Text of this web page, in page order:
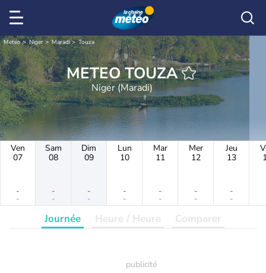
Météo Niger Maradi Touza
METEO TOUZA
Niger (Maradi)
Ven
07
-
-
Sam
08
-
-
Dim
09
-
-
Lun
10
-
-
Mar
11
-
-
Mer
12
-
-
Jeu
13
-
-
Journée Heure / Heure Comparer